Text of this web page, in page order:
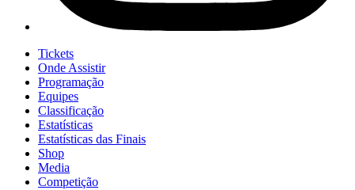
Tickets
Onde Assistir
Programação
Equipes
Classificação
Estatísticas
Estatísticas das Finais
Shop
Media
Competição